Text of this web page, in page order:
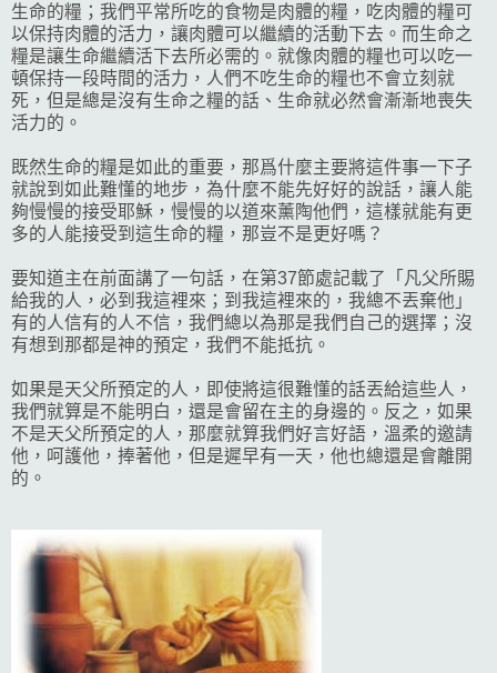
生命的糧；我們平常所吃的食物是肉體的糧，吃肉體的糧可
以保持肉體的活力，讓肉體可以繼續的活動下去。而生命之
糧是讓生命繼續活下去所必需的。就像肉體的糧也可以吃一
頓保持一段時間的活力，人們不吃生命的糧也不會立刻就
死，但是總是沒有生命之糧的話、生命就必然會漸漸地喪失
活力的。
既然生命的糧是如此的重要，那爲什麼主要將這件事一下子
就說到如此難懂的地步，為什麼不能先好好的說話，讓人能
夠慢慢的接受耶穌，慢慢的以道來薰陶他們，這樣就能有更
多的人能接受到這生命的糧，那豈不是更好嗎？
要知道主在前面講了一句話，在第37節處記載了「凡父所賜
給我的人，必到我這裡來；到我這裡來的，我總不丟棄他」
有的人信有的人不信，我們總以為那是我們自己的選擇；沒
有想到那都是神的預定，我們不能抵抗。
如果是天父所預定的人，即使將這很難懂的話丟給這些人，
我們就算是不能明白，還是會留在主的身邊的。反之，如果
不是天父所預定的人，那麼就算我們好言好語，溫柔的邀請
他，呵護他，捧著他，但是遲早有一天，他也總還是會離開
的。